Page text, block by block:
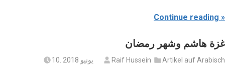
Continue reading
غزة هاشم وشهر رمضان
10. يونيو 2018 Raif Hussein Artikel auf Arabisch